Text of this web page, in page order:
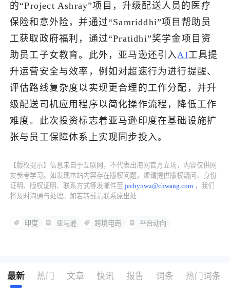
了解出海网
的“Project Ashray”项目，升级配送人员的医疗
保险和意外险，并通过“Samriddhi”项目帮助员
工获取政府福利，通过“Pratidhi”奖学金项目资
助员工子女教育。此外，亚马逊还引入AI工具提
升运营安全与效率，例如对超速行为进行提醒、
评估路线复杂度以实现更合理的工作分配，并升
级配送司机应用程序以简化操作流程，降低工作
难度。此次投资标志着亚马逊印度在基础设施扩
张与员工保障体系上实现同步投入。
【版权提示】信息来自于互联网，不代表出海网官方立场，内容仅供网
友参考学习。如发现本站内容存在版权问题，烦请提供版权疑问、身份
证明、版权证明、联系方式等发邮件至jechynwu@chwang.com ，我们
将及时沟通与处理。如若转载请联系原出处
印度 亚马逊 跨境电商 平台动向
最新 热门 文章 快讯 报告 词条 热门词条